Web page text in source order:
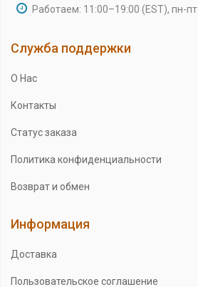
Работаем: 11:00–19:00 (EST), пн-пт
Служба поддержки
О Нас
Контакты
Статус заказа
Политика конфиденциальности
Возврат и обмен
Информация
Доставка
Пользовательское соглашение